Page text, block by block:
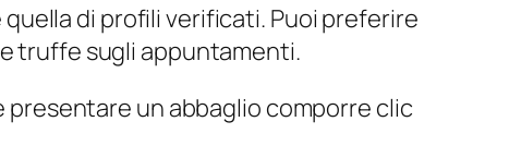
di profili verificati. Puoi preferire
truffe sugli appuntamenti.
un abbaglio comporre clic